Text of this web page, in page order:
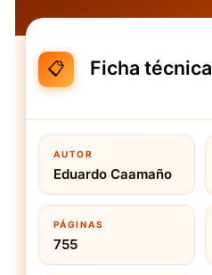
📋 Ficha técnica
AUTOR
Eduardo Caamaño
PÁGINAS
755